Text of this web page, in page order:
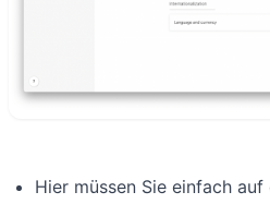
Hier müssen Sie einfach